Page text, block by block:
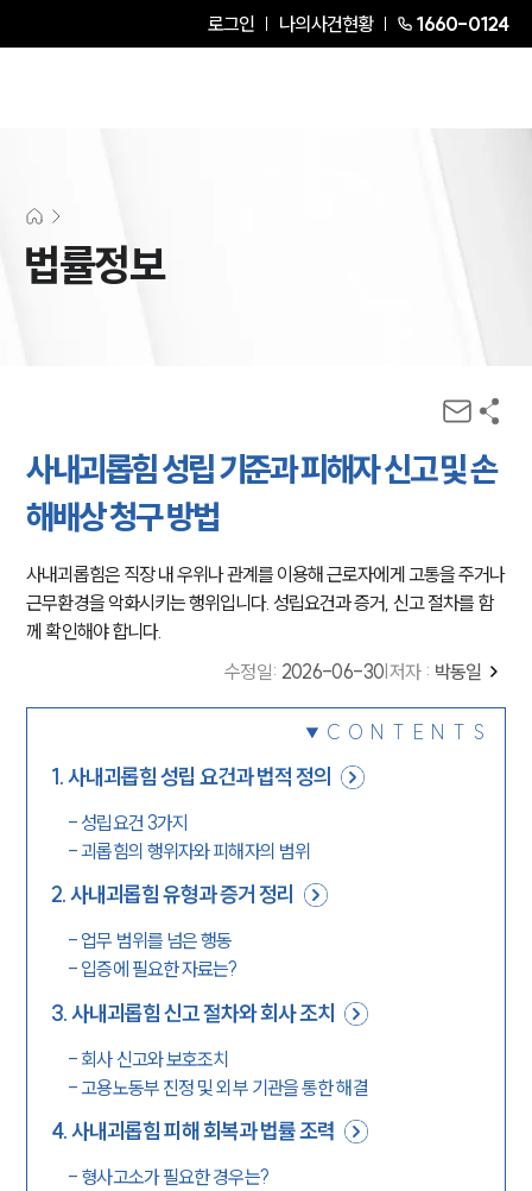
로그인 나의사건현황 1660-0124
법률정보
사내괴롭힘 성립 기준과 피해자 신고 및 손
해배상 청구 방법
사내괴롭힘은 직장 내 우위나 관계를 이용해 근로자에게 고통을 주거나
근무환경을 악화시키는 행위입니다. 성립요건과 증거, 신고 절차를 함
께 확인해야 합니다.
수정일: 2026-06-30 저자 : 박동일
CONTENTS
1.사내괴롭힘 성립 요건과 법적 정의
- 성립요건 3가지
-괴롭힘의 행위자와 피해자의 범위
2.사내괴롭힘 유형과 증거 정리
- 업무 범위를 넘은 행동
- 입증에 필요한 자료는?
3.사내괴롭힘 신고 절차와 회사 조치
- 회사 신고와 보호조치
-고용노동부 진정 및 외부 기관을 통한 해결
4.사내괴롭힘 피해 회복과 법률 조력
- 형사고소가 필요한 경우는?